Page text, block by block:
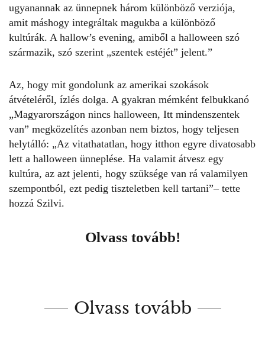
ugyanannak az ünnepnek három különböző verziója,
amit máshogy integráltak magukba a különböző
kultúrák. A hallow’s evening, amiből a halloween szó
származik, szó szerint „szentek estéjét” jelent.”
Az, hogy mit gondolunk az amerikai szokások
átvételéről, ízlés dolga. A gyakran mémként felbukkanó
„Magyarországon nincs halloween, Itt mindenszentek
van” megközelítés azonban nem biztos, hogy teljesen
helytálló: „Az vitathatatlan, hogy itthon egyre divatosabb
lett a halloween ünneplése. Ha valamit átvesz egy
kultúra, az azt jelenti, hogy szüksége van rá valamilyen
szempontból, ezt pedig tiszteletben kell tartani”– tette
hozzá Szilvi.
Olvass tovább!
Olvass tovább